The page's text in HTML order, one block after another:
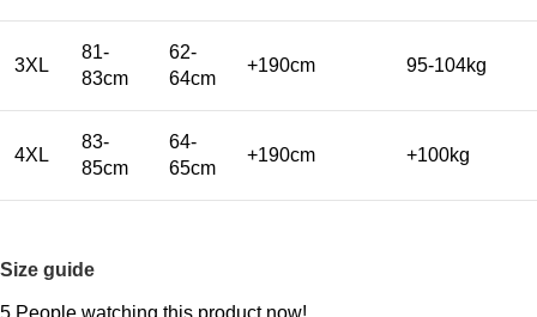
3XL
81-
83cm
62-
64cm
+190cm 95-104kg
4XL
83-
85cm
64-
65cm
+190cm +100kg
Size guide
5 People watching this product now!